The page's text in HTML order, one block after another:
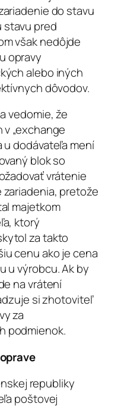
do stavu
stavu pred
však nedôjde
opravy
alebo iných
dôvodov.
vedomie, že
„exchange
u dodávateľa mení
blok so
vrátenie
pretože
majetkom
ktorý
za takto
cenu ako je cena
u výrobcu. Ak by
na vrátení
si zhotoviteľ
za
podmienok.
republiky
poštovej